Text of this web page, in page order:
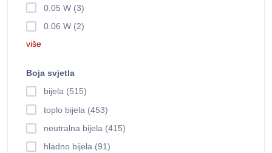
0.05 W (3)
0.06 W (2)
više
Boja svjetla
bijela (515)
toplo bijela (453)
neutralna bijela (415)
hladno bijela (91)